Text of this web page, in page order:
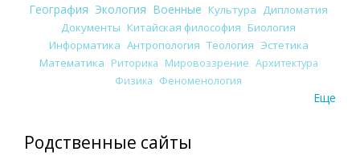
География Экология Военные Культура
Дипломатия
Документы Китайская философия Биология
Информатика Антропология Теология Эстетика
Математика Риторика Мировоззрение Архитектура
Физика Феноменология
Еще
Родственные сайты